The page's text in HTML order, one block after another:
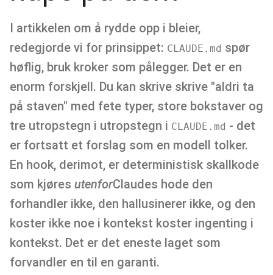
I artikkelen om å rydde opp i bleier,
redegjorde vi for prinsippet: CLAUDE.md spør
høflig, bruk kroker som pålegger. Det er en
enorm forskjell. Du kan skrive skrive "aldri ta
på staven" med fete typer, store bokstaver og
tre utropstegn i utropstegn i CLAUDE.md - det
er fortsatt et forslag som en modell tolker.
En hook, derimot, er deterministisk skallkode
som kjøres utenforClaudes hode den
forhandler ikke, den hallusinerer ikke, og den
koster ikke noe i kontekst koster ingenting i
kontekst. Det er det eneste laget som
forvandler en til en garanti.